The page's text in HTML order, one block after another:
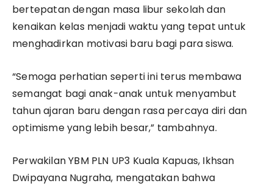
bertepatan dengan masa libur sekolah dan
kenaikan kelas menjadi waktu yang tepat untuk
menghadirkan motivasi baru bagi para siswa.
“Semoga perhatian seperti ini terus membawa
semangat bagi anak-anak untuk menyambut
tahun ajaran baru dengan rasa percaya diri dan
optimisme yang lebih besar,” tambahnya.
Perwakilan YBM PLN UP3 Kuala Kapuas, Ikhsan
Dwipayana Nugraha, mengatakan bahwa